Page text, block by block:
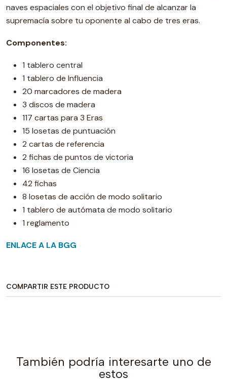
naves espaciales con el objetivo final de alcanzar la
supremacía sobre tu oponente al cabo de tres eras.
Componentes:
1 tablero central
1 tablero de Influencia
20 marcadores de madera
3 discos de madera
117 cartas para 3 Eras
15 losetas de puntuación
2 cartas de referencia
2 fichas de puntos de victoria
16 losetas de Ciencia
42 fichas
8 losetas de acción de modo solitario
1 tablero de autómata de modo solitario
1 reglamento
ENLACE A LA BGG
COMPARTIR ESTE PRODUCTO
También podría interesarte uno de
estos